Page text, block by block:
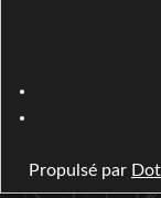
Propulsé par